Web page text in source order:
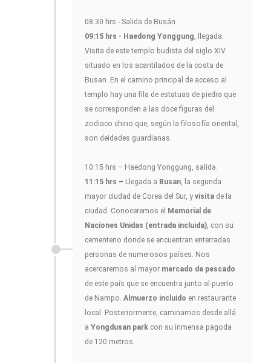
08:30 hrs - Salida de Busán.
09:15 hrs - Haedong Yonggung, llegada.
Visita de este templo budista del siglo XIV
situado en los acantilados de la costa de
Busan. En el camino principal de acceso al
templo hay una fila de estatuas de piedra que
se corresponden a las doce figuras del
zodiaco chino que, según la filosofía oriental,
son deidades guardianas.
10:15 hrs – Haedong Yonggung, salida.
11:15 hrs – Llegada a Busan, la segunda
mayor ciudad de Corea del Sur, y visita de la
ciudad. Conoceremos el Memorial de
Naciones Unidas (entrada incluida), con su
cementerio donde se encuentran enterradas
personas de numerosos países. Nos
acercaremos al mayor mercado de pescado
de este país que se encuentra junto al puerto
de Nampo. Almuerzo incluido en restaurante
local. Posteriormente, caminamos desde allá
a Yongdusan park con su inmensa pagoda
de 120 metros.